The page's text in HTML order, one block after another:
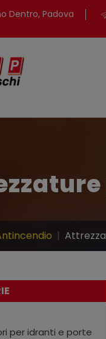
Dentro, Padova
per idranti e porte